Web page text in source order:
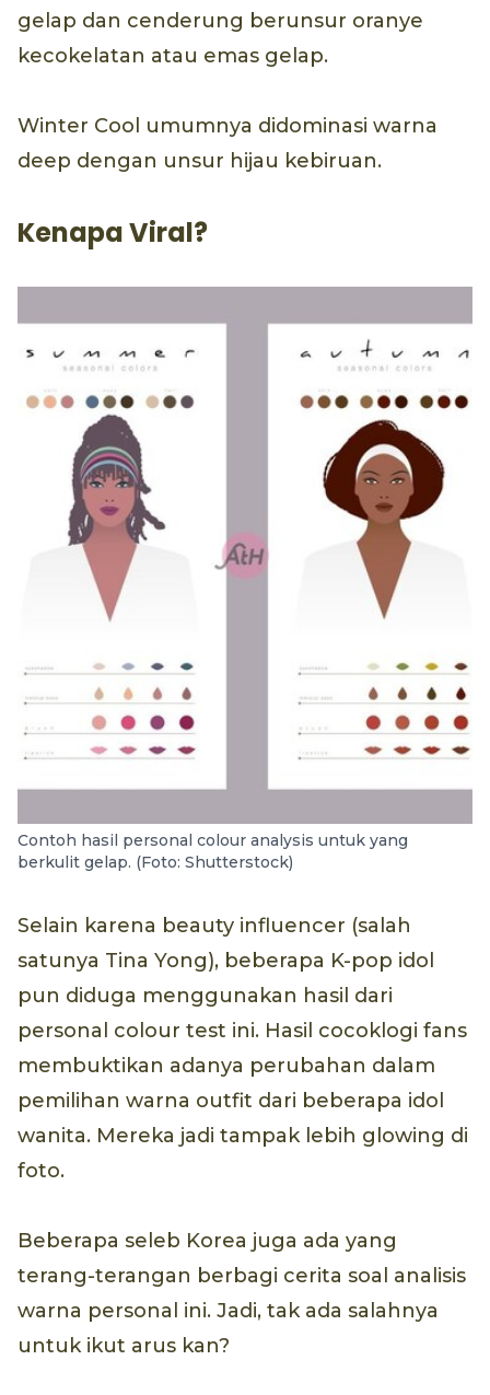
gelap dan cenderung berunsur oranye
kecokelatan atau emas gelap.
Winter Cool umumnya didominasi warna
deep dengan unsur hijau kebiruan.
Kenapa Viral?
Contoh hasil personal colour analysis untuk yang
berkulit gelap. (Foto: Shutterstock)
Selain karena beauty influencer (salah
satunya Tina Yong), beberapa K-pop idol
pun diduga menggunakan hasil dari
personal colour test ini. Hasil cocoklogi fans
membuktikan adanya perubahan dalam
pemilihan warna outfit dari beberapa idol
wanita. Mereka jadi tampak lebih glowing di
foto.
Beberapa seleb Korea juga ada yang
terang-terangan berbagi cerita soal analisis
warna personal ini. Jadi, tak ada salahnya
untuk ikut arus kan?